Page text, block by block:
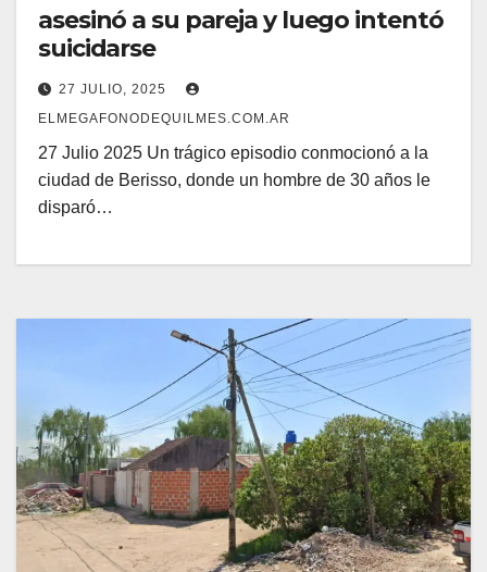
asesinó a su pareja y luego intentó
suicidarse
27 JULIO, 2025
ELMEGAFONODEQUILMES.COM.AR
27 Julio 2025 Un trágico episodio conmocionó a la
ciudad de Berisso, donde un hombre de 30 años le
disparó…